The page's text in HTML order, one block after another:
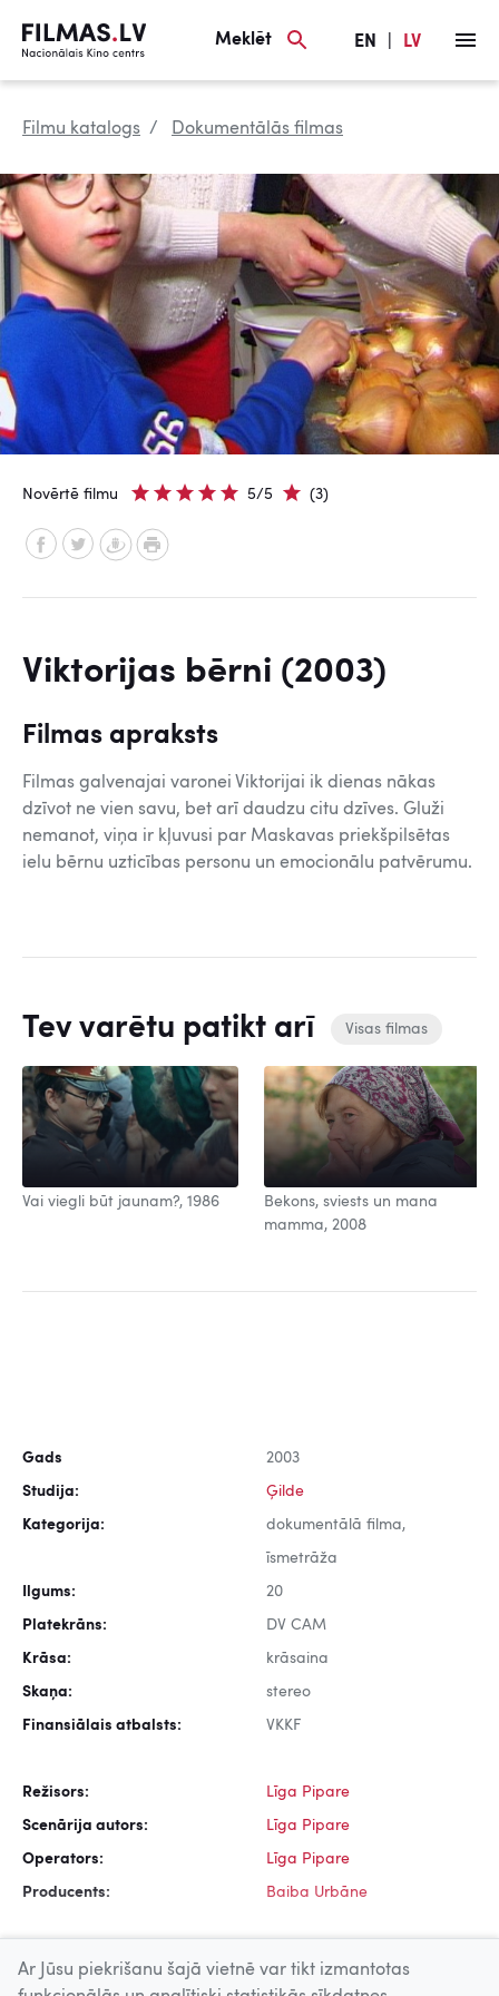
Meklēt EN LV
Filmu katalogs Dokumentālās filmas
Novērtē filmu 5/5 (3)
Viktorijas bērni (2003)
Filmas apraksts
Filmas galvenajai varonei Viktorijai ik dienas nākas
dzīvot ne vien savu, bet arī daudzu citu dzīves. Gluži
nemanot, viņa ir kļuvusi par Maskavas priekšpilsētas
ielu bērnu uzticības personu un emocionālu patvērumu.
Tev varētu patikt arī Visas filmas
Vai viegli būt jaunam?, 1986
Bekons, sviests un mana
mamma, 2008
Gads 2003
Studija: Ģilde
Kategorija: dokumentālā filma,
īsmetrāža
Ilgums: 20
Platekrāns: DV CAM
Krāsa: krāsaina
Skaņa: stereo
Finansiālais atbalsts: VKKF
Režisors: Līga Pipare
Scenārija autors: Līga Pipare
Operators: Līga Pipare
Producents: Baiba Urbāne
Ar Jūsu piekrišanu šajā vietnē var tikt izmantotas